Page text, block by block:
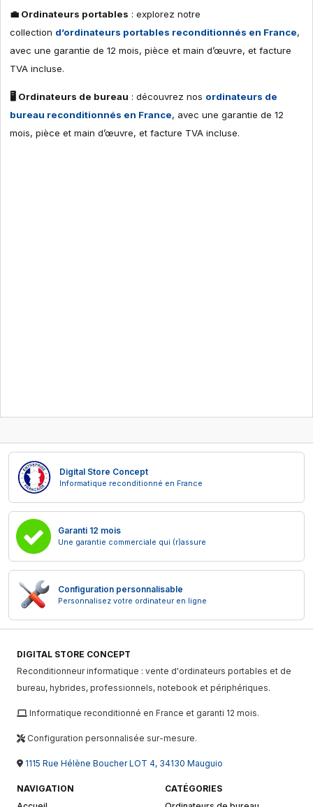
💼 Ordinateurs portables : explorez notre
collection d’ordinateurs portables reconditionnés en France,
avec une garantie de 12 mois, pièce et main d’œuvre, et facture
TVA incluse.
🖥 Ordinateurs de bureau : découvrez nos ordinateurs de
bureau reconditionnés en France, avec une garantie de 12
mois, pièce et main d’œuvre, et facture TVA incluse.
Digital Store Concept
Informatique reconditionné en France
Garanti 12 mois
Une garantie commerciale qui (r)assure
Configuration personnalisable
Personnalisez votre ordinateur en ligne
DIGITAL STORE CONCEPT
Reconditionneur informatique : vente d'ordinateurs portables et de
bureau, hybrides, professionnels, notebook et périphériques.
Informatique reconditionné en France et garanti 12 mois.
Configuration personnalisée sur-mesure.
1115 Rue Hélène Boucher LOT 4, 34130 Mauguio
NAVIGATION
CATÉGORIES